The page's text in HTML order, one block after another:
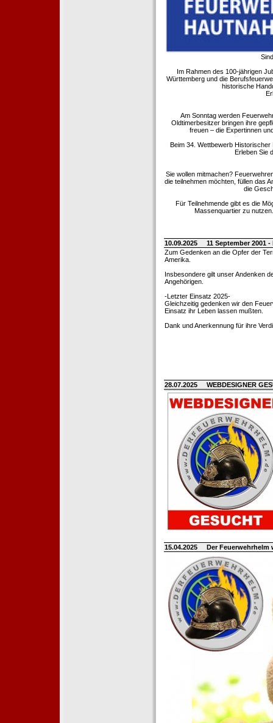
Im Rahmen des 100-jährigen
Württemberg und die
historische
Am Sonntag werden
Oldtimerbesitzer bringen ihre
freuen – die Expertinnen
Beim 34. Wettbewerb
Erleben Sie
Sie wollen mitmachen?
die teilnehmen möchten, füllen das
die
Für Teilnehmende gibt es die
Massenquartier zu
10.09.2025
11 September 2001
Zum Gedenken an die Opfer der
Amerika.
Insbesondere gilt unser Andenken
Angehörigen.
-Letzter Einsatz 2025-
Gleichzeitig gedenken wir den
Einsatz ihr Leben lassen mußten.
Dank und Anerkennung für ihre
28.07.2025 WEBDESIGNER
15.04.2025 Der